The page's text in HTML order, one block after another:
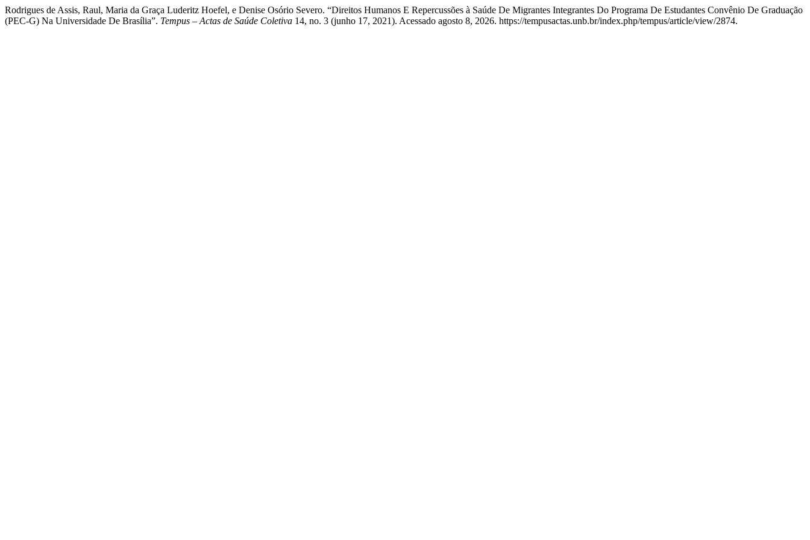
Rodrigues de Assis, Raul, Maria da Graça Luderitz Hoefel, e Denise Osório Severo. “Direitos Humanos E Repercussões à Saúde De Migrantes Integrantes Do Programa De Estudantes Convênio De Graduação
(PEC-G) Na Universidade De Brasília”. Tempus – Actas de Saúde Coletiva 14, no. 3 (junho 17, 2021). Acessado agosto 8, 2026. https://tempusactas.unb.br/index.php/tempus/article/view/2874.